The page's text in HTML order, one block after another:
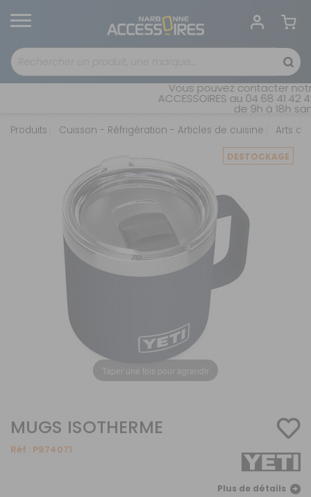
Vous pouvez contacter notre
ACCESSOIRES au 04 68 41
de 9h à 18h
Produits Cuisson - Réfrigération - Articles de cuisine Arts
DESTOCKAGE
Taper une fois pour agrandir
MUGS ISOTHERME
Réf : P974071
Plus de détails